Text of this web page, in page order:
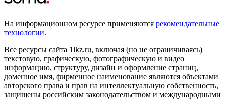
На информационном ресурсе применяются рекомендательные
технологии.
Все ресурсы сайта 1lkz.ru, включая (но не ограничиваясь)
текстовую, графическую, фотографическую и видео
информацию, структуру, дизайн и оформление страниц,
доменное имя, фирменное наименование являются объектами
авторского права и прав на интеллектуальную собственность,
защищены российским законодательством и международными